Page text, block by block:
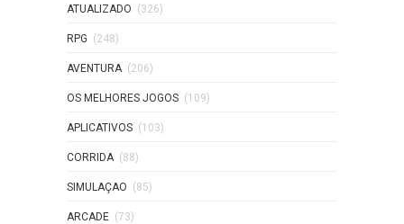
ATUALIZADO (326)
RPG (248)
AVENTURA (206)
OS MELHORES JOGOS (109)
APLICATIVOS (103)
CORRIDA (88)
SIMULAÇAO (85)
ARCADE (73)